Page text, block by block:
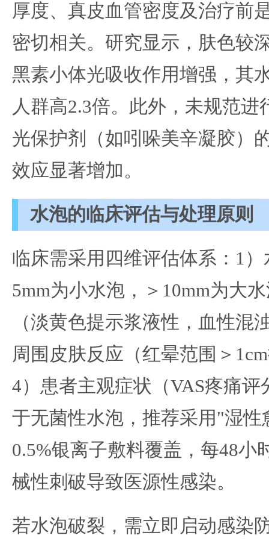
厚度、真皮血管密度及治疗前
密切相关。研究显示，肤色较
黑素小体光吸收作用增强，其
人群高2.3倍。此外，未规范进
光保护剂（如吲哚美辛凝胶）
效应显著增加。
水泡的临床评估与处理原则
临床需采用四维评估体系：1
5mm为小水泡，＞10mm为大
（淡黄色提示浆液性，血性混
周围皮肤反应（红晕范围＞
4）患者主观症状（VAS疼痛
于无菌性水泡，推荐采用"湿
0.5%银离子敷料覆盖，每48小
械性刺破导致医源性感染。
若水泡破裂，需立即启动感染